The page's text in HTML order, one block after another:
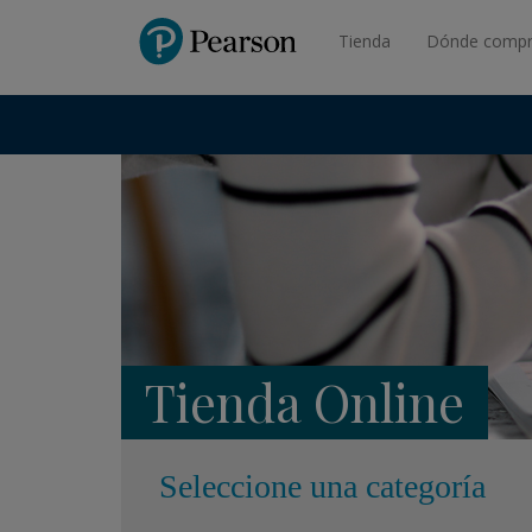
PearsonTienda Dónde
Tienda Online
Seleccione una categoría